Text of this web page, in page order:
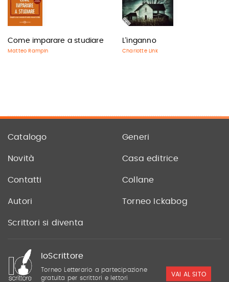
Come imparare a studiare
Matteo Rampin
L'inganno
Charlotte Link
Catalogo Generi
Novità Casa editrice
Contatti Collane
Autori Torneo Ickabog
Scrittori si diventa
IoScrittore
Torneo Letterario a partecipazione
gratuita per scrittori e lettori
VAI AL SITO